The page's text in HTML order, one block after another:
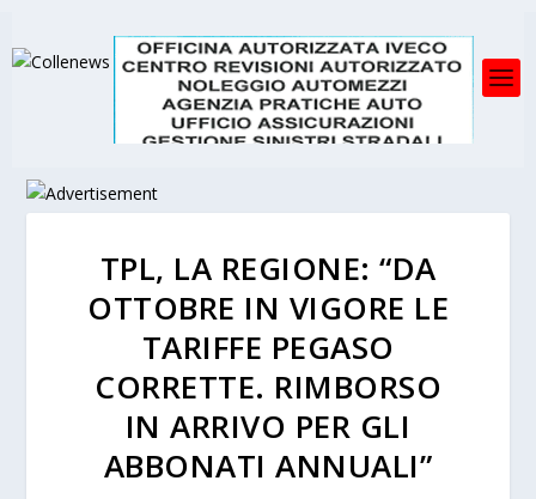
TPL, LA REGIONE: “DA
OTTOBRE IN VIGORE LE
TARIFFE PEGASO
CORRETTE. RIMBORSO
IN ARRIVO PER GLI
ABBONATI ANNUALI”